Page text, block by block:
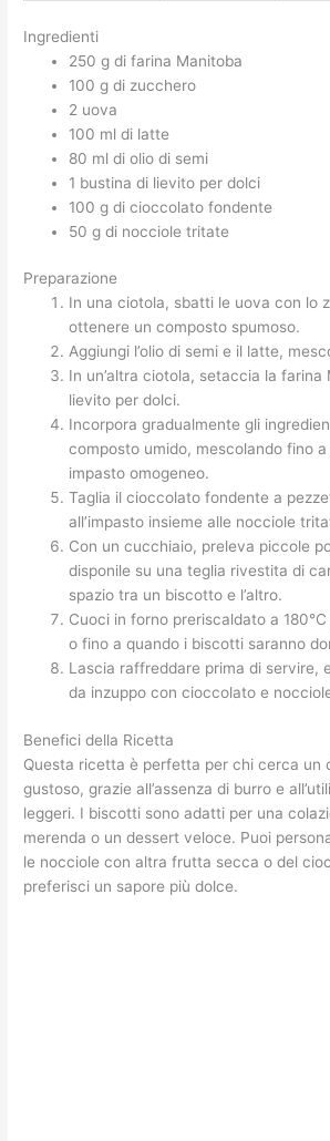
Ingredienti
250 g di farina Manitoba
100 g di zucchero
2 uova
100 ml di latte
80 ml di olio di semi
1 bustina di lievito per dolci
100 g di cioccolato fondente
50 g di nocciole tritate
Preparazione
In una ciotola, sbatti le uova con lo
ottenere un composto spumoso.
Aggiungi l’olio di semi e il latte,
In un’altra ciotola, setaccia la farina
lievito per dolci.
Incorpora gradualmente gli
composto umido, mescolando fino
impasto omogeneo.
Taglia il cioccolato fondente a
all’impasto insieme alle nocciole
Con un cucchiaio, preleva piccole
disponile su una teglia rivestita di
spazio tra un biscotto e l’altro.
Cuoci in forno preriscaldato a
o fino a quando i biscotti saranno
Lascia raffreddare prima di servire,
da inzuppo con cioccolato e
Benefici della Ricetta
Questa ricetta è perfetta per chi cerca un
gustoso, grazie all’assenza di burro e
leggeri. I biscotti sono adatti per una
merenda o un dessert veloce. Puoi
le nocciole con altra frutta secca o del
preferisci un sapore più dolce.